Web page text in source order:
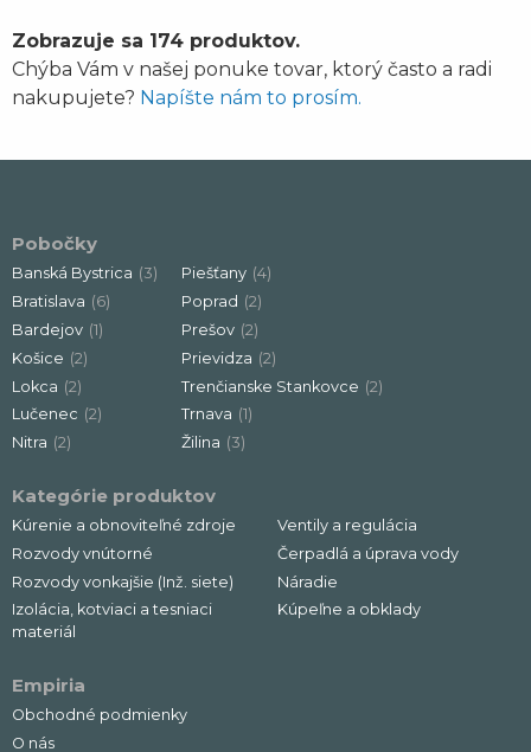
Zobrazuje sa 174 produktov.
Chýba Vám v našej ponuke tovar, ktorý často a radi
nakupujete? Napíšte nám to prosím.
Pobočky
Banská Bystrica (3)
Bratislava (6)
Bardejov (1)
Košice (2)
Lokca (2)
Lučenec (2)
Nitra (2)
Piešťany (4)
Poprad (2)
Prešov (2)
Prievidza (2)
Trenčianske Stankovce (2)
Trnava (1)
Žilina (3)
Kategórie produktov
Kúrenie a obnoviteľné zdroje
Rozvody vnútorné
Rozvody vonkajšie (Inž. siete)
Izolácia, kotviaci a tesniaci
materiál
Ventily a regulácia
Čerpadlá a úprava vody
Náradie
Kúpeľne a obklady
Empiria
Obchodné podmienky
O nás